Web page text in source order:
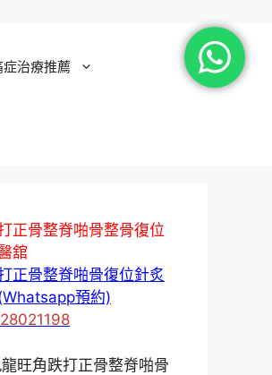
治療推薦
正骨整脊啪骨整骨復位
舘
正骨整脊啪骨復位針炙
預約)